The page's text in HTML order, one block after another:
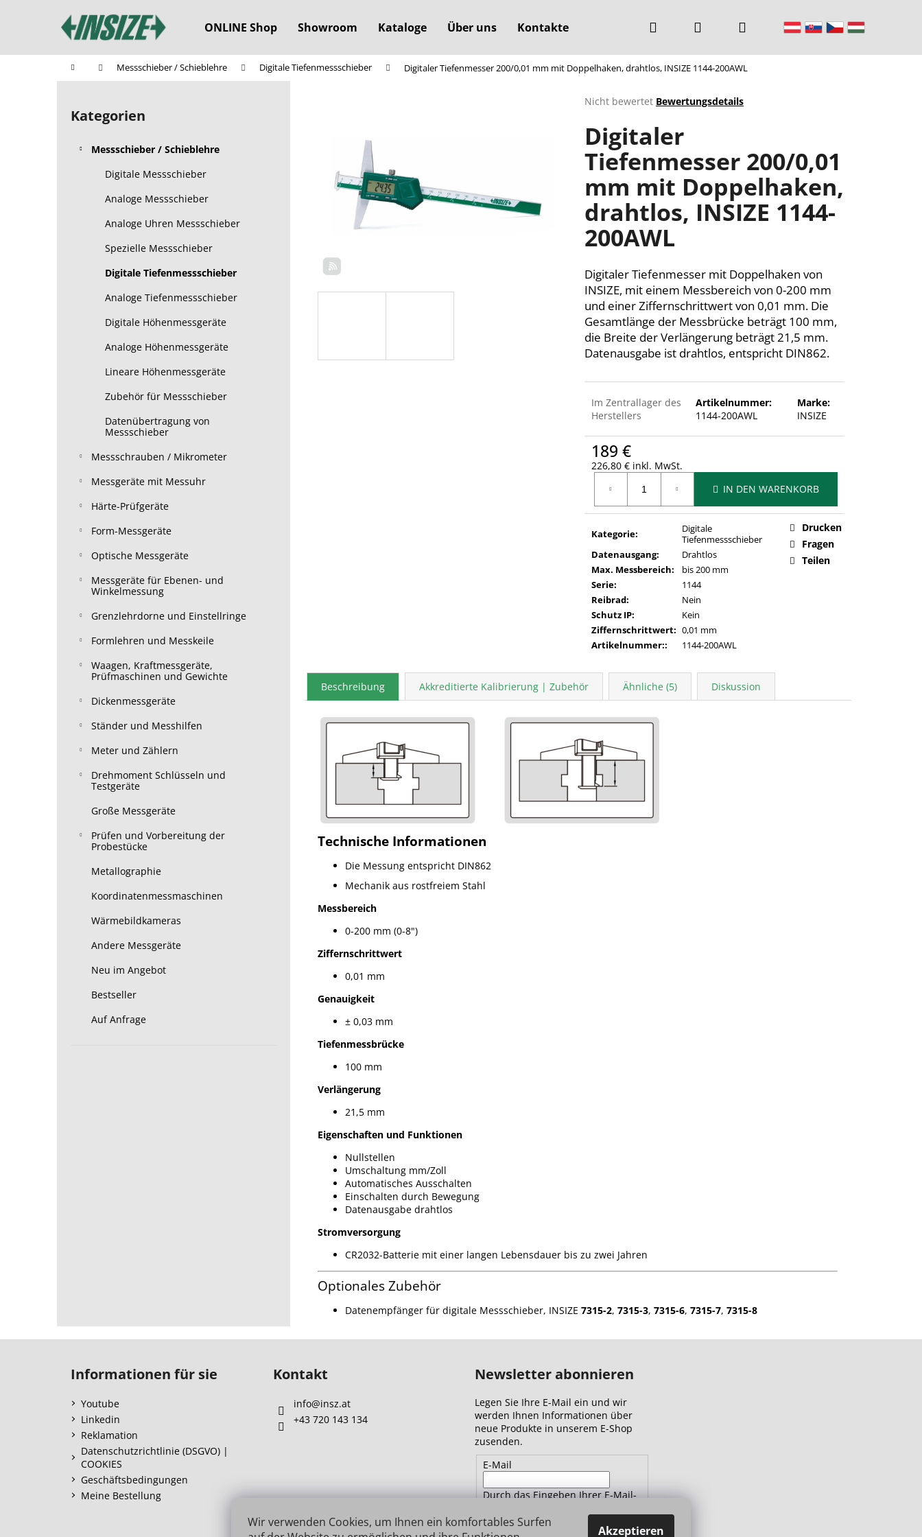
Wir verwenden Cookies, um Ihnen ein komfortables Surfen
Akzeptieren
ONLINE Shop Showroom Kataloge Über uns Kontakte Suchen Warenkorb
StartseiteMessschieber / Schieblehre Digitale Tiefenmessschieber Digitaler Tiefenmesser 200/0,01 mm mit Doppelhaken, drahtlos, INSIZE 1144-200AWL
S
Kategorien
überspringen
Kategorien
Messschieber / Schieblehre
Digitale Messschieber
Analoge Messschieber
Analoge Uhren Messschieber
Spezielle Messschieber
Digitale Tiefenmessschieber
Analoge Tiefenmessschieber
Digitale Höhenmessgeräte
Analoge Höhenmessgeräte
Lineare Höhenmessgeräte
Zubehör für Messschieber
Datenübertragung von
Messschieber
Messschrauben / Mikrometer
Messgeräte mit Messuhr
Härte-Prüfgeräte
Form-Messgeräte
Optische Messgeräte
Messgeräte für Ebenen- und
Winkelmessung
Grenzlehrdorne und Einstellringe
Formlehren und Messkeile
Waagen, Kraftmessgeräte,
Prüfmaschinen und Gewichte
Dickenmessgeräte
Ständer und Messhilfen
Meter und Zählern
Drehmoment Schlüsseln und
Testgeräte
Große Messgeräte
Prüfen und Vorbereitung der
Probestücke
Metallographie
Koordinatenmessmaschinen
Wärmebildkameras
Andere Messgeräte
Neu im Angebot
Bestseller
Auf Anfrage
Die
Produktbewertung
ist
0,0
Sternen.
Nicht bewertet Bewertungsdetails
Digitaler
Tiefenmesser 200/0,01
mm mit Doppelhaken,
drahtlos, INSIZE 1144-
200AWL
Digitaler Tiefenmesser mit Doppelhaken von
INSIZE, mit einem Messbereich von 0-200 mm
und einer Ziffernschrittwert von 0,01 mm. Die
Gesamtlänge der Messbrücke beträgt 100 mm,
die Breite der Verlängerung beträgt 21,5 mm.
Datenausgabe ist drahtlos, entspricht DIN862.
Im Zentrallager des
Herstellers
Artikelnummer:
1144-200AWL
Marke:
INSIZE
189 €
226,80 € inkl. MwSt.
IN DEN WARENKORB
Kategorie:
Digitale
Tiefenmessschieber
Datenausgang:
Drahtlos
Max. Messbereich:
bis 200 mm
Serie:
1144
Reibrad:
Nein
Schutz IP:
Kein
Ziffernschrittwert: 0,01 mm
Artikelnummer:: 1144-200AWL
Drucken
Fragen
Teilen
Beschreibung Akkreditierte Kalibrierung | Zubehör Ähnliche (5) Diskussion
Technische Informationen
Die Messung entspricht DIN862
Mechanik aus rostfreiem Stahl
Messbereich
0-200 mm (0-8")
Ziffernschrittwert
0,01 mm
Genauigkeit
± 0,03 mm
Tiefenmessbrücke
100 mm
Verlängerung
21,5 mm
Eigenschaften und Funktionen
Nullstellen
Umschaltung mm/Zoll
Automatisches Ausschalten
Einschalten durch Bewegung
Datenausgabe drahtlos
Stromversorgung
CR2032-Batterie mit einer langen Lebensdauer bis zu zwei Jahren
Optionales Zubehör
Datenempfänger für digitale Messschieber, INSIZE 7315-2, 7315-3, 7315-6, 7315-7, 7315-8
e
Zurück
zum
Zurück
zum
Was suchen Sie?
Wir empfehlen
Informationen für sie
Youtube
Linkedin
Reklamation
Datenschutzrichtlinie (DSGVO) |
COOKIES
Geschäftsbedingungen
Meine Bestellung
Kontakt
info@insz.at
+43 720 143 134
Newsletter abonnieren
Legen Sie Ihre E-Mail ein und wir
werden Ihnen Informationen über
neue Produkte in unserem E-Shop
zusenden.
E-Mail
Durch das Eingeben Ihrer E-Mail-
Datenschutzbestimmungen zu.